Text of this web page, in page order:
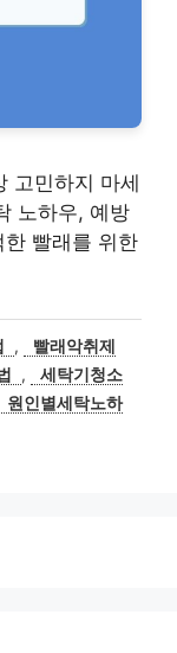
고민하지 마세
노하우, 예방
빨래를 위한
,
빨래악취제
,
세탁기청소
원인별세탁노하